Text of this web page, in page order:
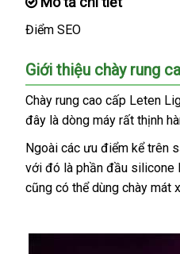
Điểm SEO
Giới thiệu chày rung
Chày rung cao cấp Leten
đây là dòng máy Thái
Lan
rất thịnh
Ngoài voucher
các ưu điểm kể trên
với đó là phần đầu silicone
cũng quà
có thể dùng chày mát